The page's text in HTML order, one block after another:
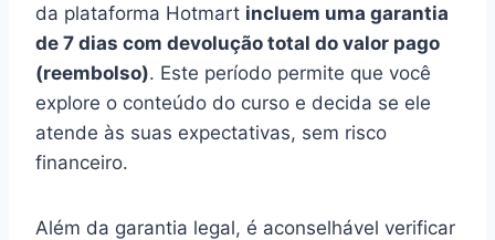
da plataforma Hotmart incluem uma garantia
de 7 dias com devolução total do valor pago
(reembolso). Este período permite que você
explore o conteúdo do curso e decida se ele
atende às suas expectativas, sem risco
financeiro.
Além da garantia legal, é aconselhável verificar